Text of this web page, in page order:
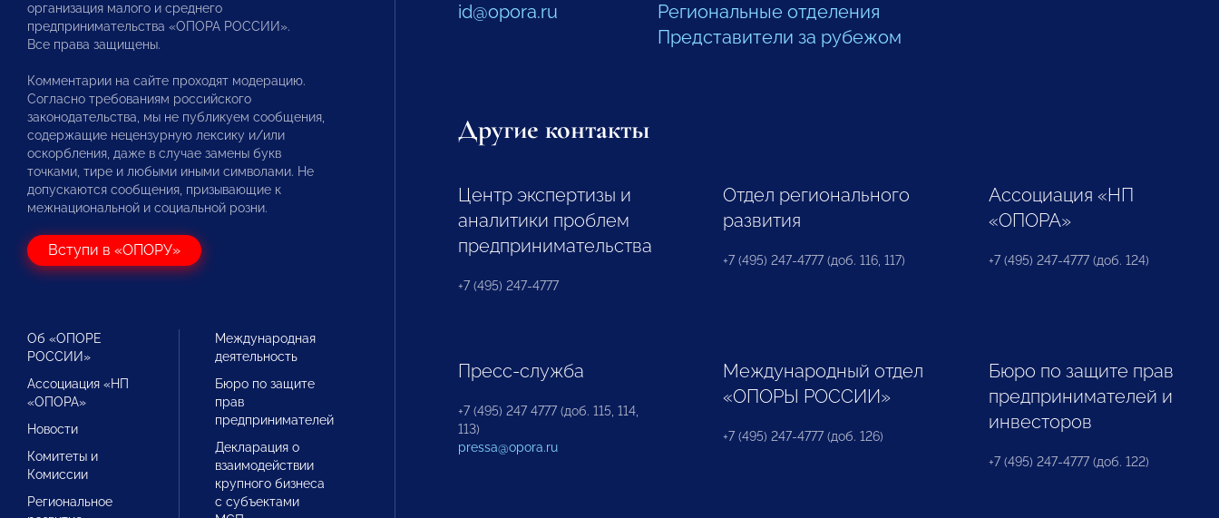
организация малого и среднего
предпринимательства «ОПОРА РОССИИ».
Все права защищены.
Комментарии на сайте проходят модерацию.
Согласно требованиям российского
законодательства, мы не публикуем сообщения,
содержащие нецензурную лексику и/или
оскорбления, даже в случае замены букв
точками, тире и любыми иными символами. Не
допускаются сообщения, призывающие к
межнациональной и социальной розни.
Вступи в «ОПОРУ»
Об «ОПОРЕ
РОССИИ»
Ассоциация «НП
«ОПОРА»
Новости
Комитеты и
Комиссии
Региональное
Международная
деятельность
Бюро по защите
прав
предпринимателей
Декларация о
взаимодействии
крупного бизнеса
с субъектами
id@opora.ru
Региональные отделения
Представители за рубежом
Другие контакты
Центр экспертизы и
аналитики проблем
предпринимательства
+7 (495) 247-4777
Отдел регионального
развития
+7 (495) 247-4777 (доб. 116, 117)
Ассоциация «НП
«ОПОРА»
+7 (495) 247-4777 (доб. 124)
Пресс-служба
+7 (495) 247 4777 (доб. 115, 114,
113)
pressa@opora.ru
Международный отдел
«ОПОРЫ РОССИИ»
+7 (495) 247-4777 (доб. 126)
Бюро по защите прав
предпринимателей и
инвесторов
+7 (495) 247-4777 (доб. 122)